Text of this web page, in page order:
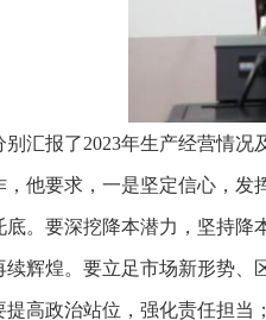
别汇报了2023年生产经营情
，他要求，一是坚定信心，发
底。要深挖降本潜力，坚持
续辉煌。要立足市场新形势
提高政治站位，强化责任担